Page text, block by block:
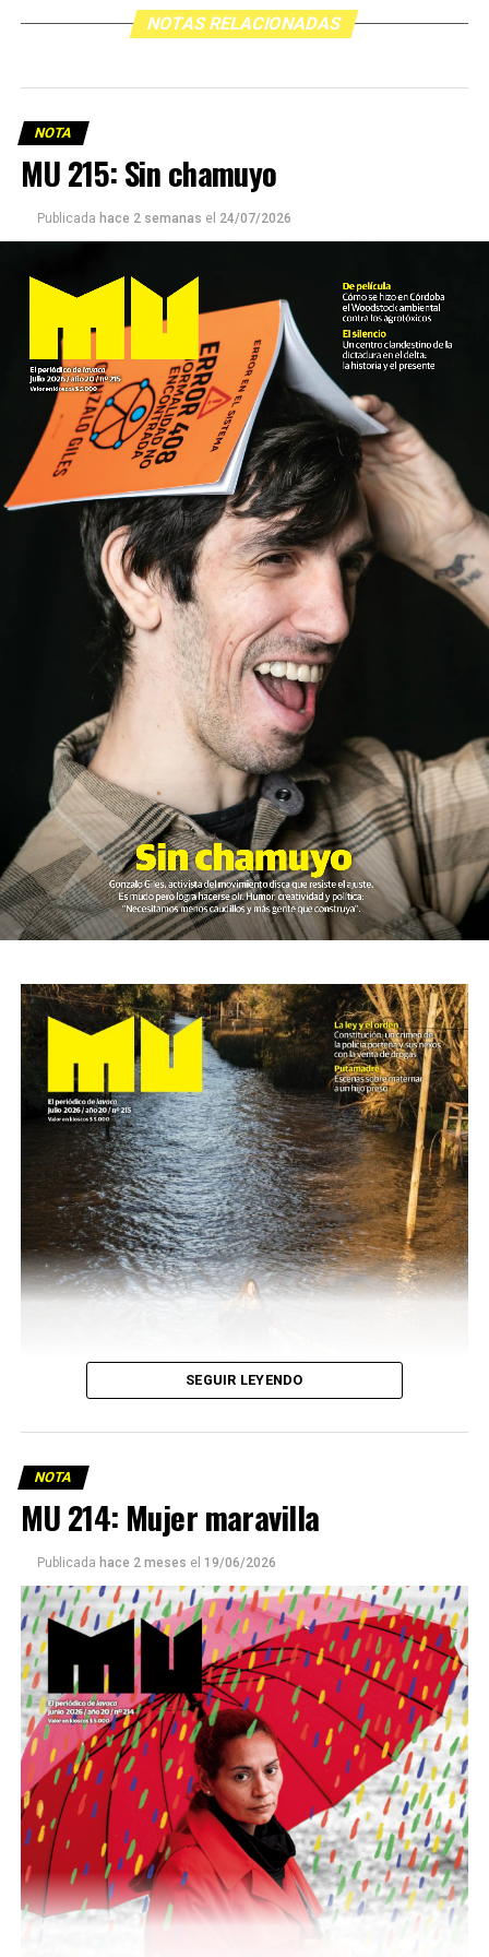
NOTAS RELACIONADAS
NOTA
MU 215: Sin chamuyo
Publicada hace 2 semanas el 24/07/2026
Este número 215 de MU ☝️viene con doble tapa, que
podría ser una frase:
Sin chamuyo, a remarla.
Descargar la Mu en PDF
SEGUIR LEYENDO
NOTA
MU 214: Mujer maravilla
Publicada hace 2 meses el 19/06/2026